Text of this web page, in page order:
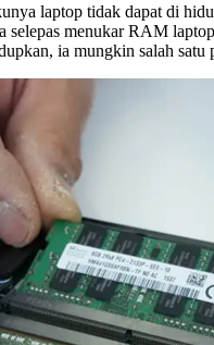
laptop tidak dapat di
selepas menukar RAM
ia mungkin salah satu